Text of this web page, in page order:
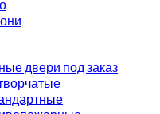
двери под заказ